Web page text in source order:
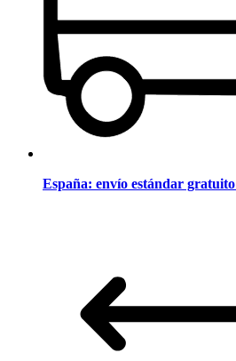
España: envío estándar gratuito